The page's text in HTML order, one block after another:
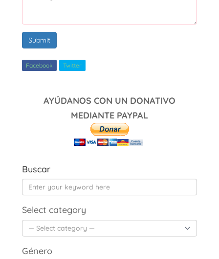
Submit
Facebook Twitter
AYÚDANOS CON UN DONATIVO
MEDIANTE PAYPAL
Buscar
Select category
Género